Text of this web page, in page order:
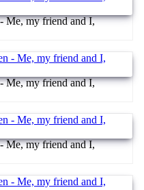
Me, my friend and I,
Me, my friend and I,
Me, my friend and I,